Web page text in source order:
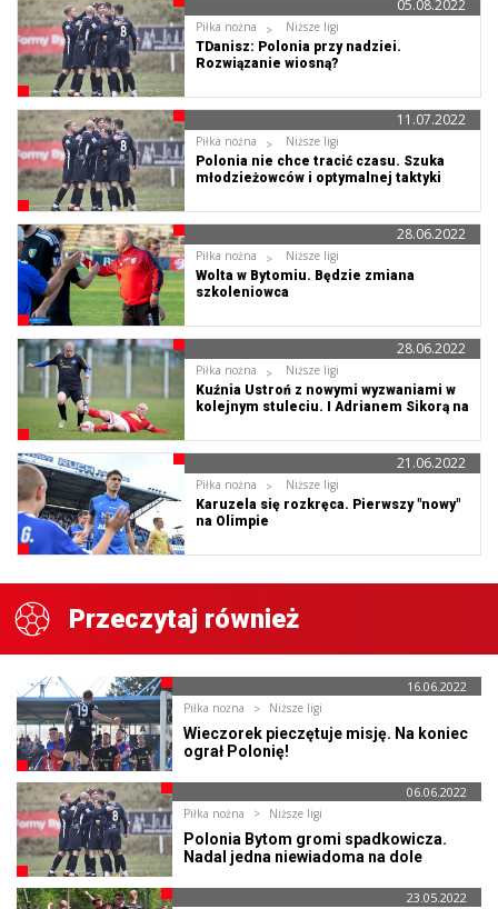
Piłka nożna
Niższe ligi
TDanisz: Polonia przy nadziei.
Rozwiązanie wiosną?
05.08.2022
Piłka nożna
Niższe ligi
Polonia nie chce tracić czasu. Szuka
młodzieżowców i optymalnej taktyki
11.07.2022
Piłka nożna
Niższe ligi
Wolta w Bytomiu. Będzie zmiana
szkoleniowca
28.06.2022
Piłka nożna
Niższe ligi
Kuźnia Ustroń z nowymi wyzwaniami w
kolejnym stuleciu. I Adrianem Sikorą na
28.06.2022
Piłka nożna
Niższe ligi
Karuzela się rozkręca. Pierwszy "nowy"
na Olimpie
21.06.2022
Przeczytaj również
16.06.2022
Piłka nożna Niższe ligi
Wieczorek pieczętuje misję. Na koniec
ograł Polonię!
06.06.2022
Piłka nożna Niższe ligi
Polonia Bytom gromi spadkowicza.
Nadal jedna niewiadoma na dole
23.05.2022